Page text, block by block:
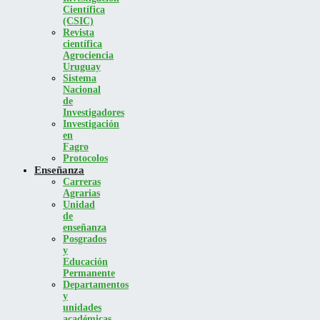
Científica
(CSIC)
Revista
científica
Agrociencia
Uruguay
Sistema
Nacional
de
Investigadores
Investigación
en
Fagro
Protocolos
Enseñanza
Carreras
Agrarias
Unidad
de
enseñanza
Posgrados
y
Educación
Permanente
Departamentos
y
unidades